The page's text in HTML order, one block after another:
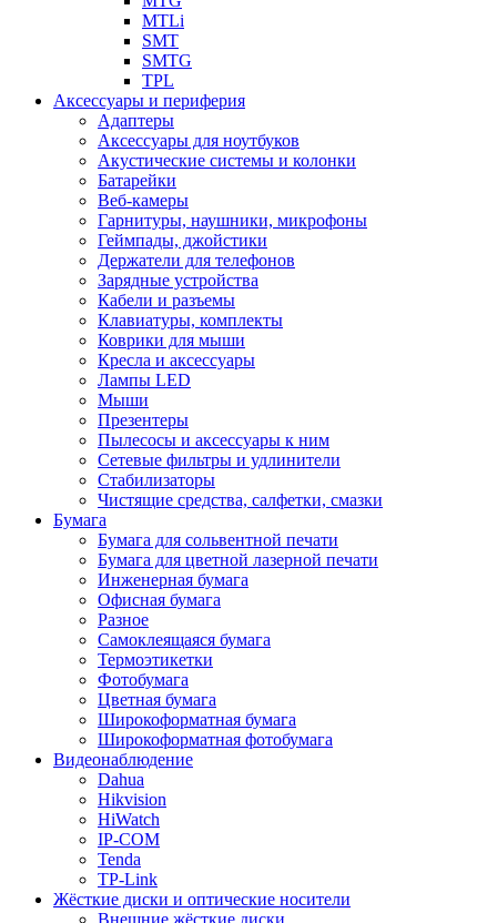
MTLi
SMT
SMTG
TPL
Аксессуары и периферия
Адаптеры
Аксессуары для ноутбуков
Акустические системы и колонки
Батарейки
Веб-камеры
Гарнитуры, наушники, микрофоны
Геймпады, джойстики
Держатели для телефонов
Зарядные устройства
Кабели и разъемы
Клавиатуры, комплекты
Коврики для мыши
Кресла и аксессуары
Лампы LED
Мыши
Презентеры
Пылесосы и аксессуары к ним
Сетевые фильтры и удлинители
Стабилизаторы
Чистящие средства, салфетки, смазки
Бумага
Бумага для сольвентной печати
Бумага для цветной лазерной печати
Инженерная бумага
Офисная бумага
Разное
Самоклеящаяся бумага
Термоэтикетки
Фотобумага
Цветная бумага
Широкоформатная бумага
Широкоформатная фотобумага
Видеонаблюдение
Dahua
Hikvision
HiWatch
IP-COM
Tenda
TP-Link
Жёсткие диски и оптические носители
Внешние жёсткие диски